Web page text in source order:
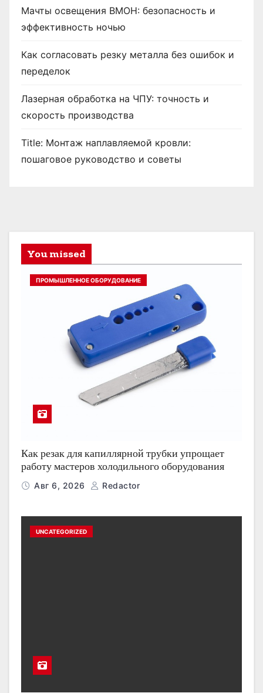
Мачты освещения ВМОН: безопасность и
эффективность ночью
Как согласовать резку металла без ошибок и
переделок
Лазерная обработка на ЧПУ: точность и
скорость производства
Title: Монтаж наплавляемой кровли:
пошаговое руководство и советы
You missed
ПРОМЫШЛЕННОЕ ОБОРУДОВАНИЕ
Как резак для капиллярной трубки упрощает
работу мастеров холодильного оборудования
Авг 6, 2026 Redactor
UNCATEGORIZED